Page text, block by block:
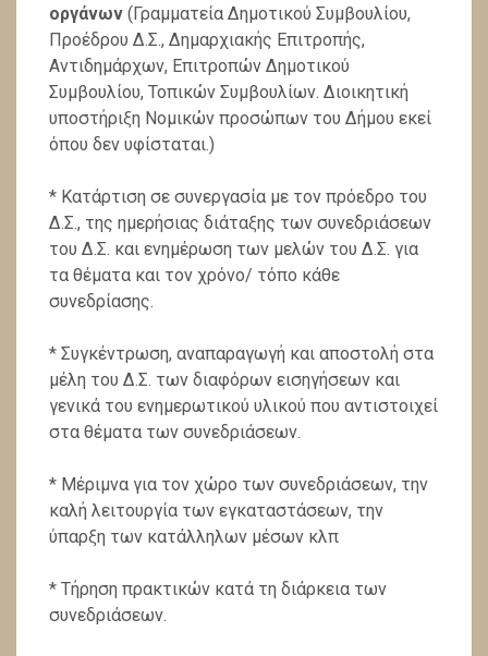
οργάνων (Γραμ­ματεία Δημοτικού Συμβουλίου,
Προέδρου Δ.Σ., Δημαρ­χιακής Επιτροπής,
Αντιδημάρχων, Επιτροπών Δημοτικού
Συμβουλίου, Τοπικών Συμβουλίων. Διοικητική
υποστήρι­ξη Νομικών προσώπων του Δήμου εκεί
όπου δεν υφίσταται.)
* Κατάρτιση σε συνεργασία με τον πρόεδρο του
Δ.Σ., της ημερήσιας διάταξης των συνεδριάσεων
του Δ.Σ. και ενημέρωση των μελών του Δ.Σ. για
τα θέματα και τον χρόνο/ τόπο κάθε
συνεδρίασης.
* Συγκέντρωση, αναπαραγωγή και αποστολή στα
μέλη του Δ.Σ. των διαφόρων εισηγήσεων και
γενικά του ενημε­ρωτικού υλικού που αντιστοιχεί
στα θέματα των συνεδριάσεων.
* Μέριμνα για τον χώρο των συνεδριάσεων, την
καλή λειτουργία των εγκαταστάσεων, την
ύπαρξη των κατάλ­ληλων μέσων κλπ
* Τήρηση πρακτικών κατά τη διάρκεια των
συνεδριάσε­ων.